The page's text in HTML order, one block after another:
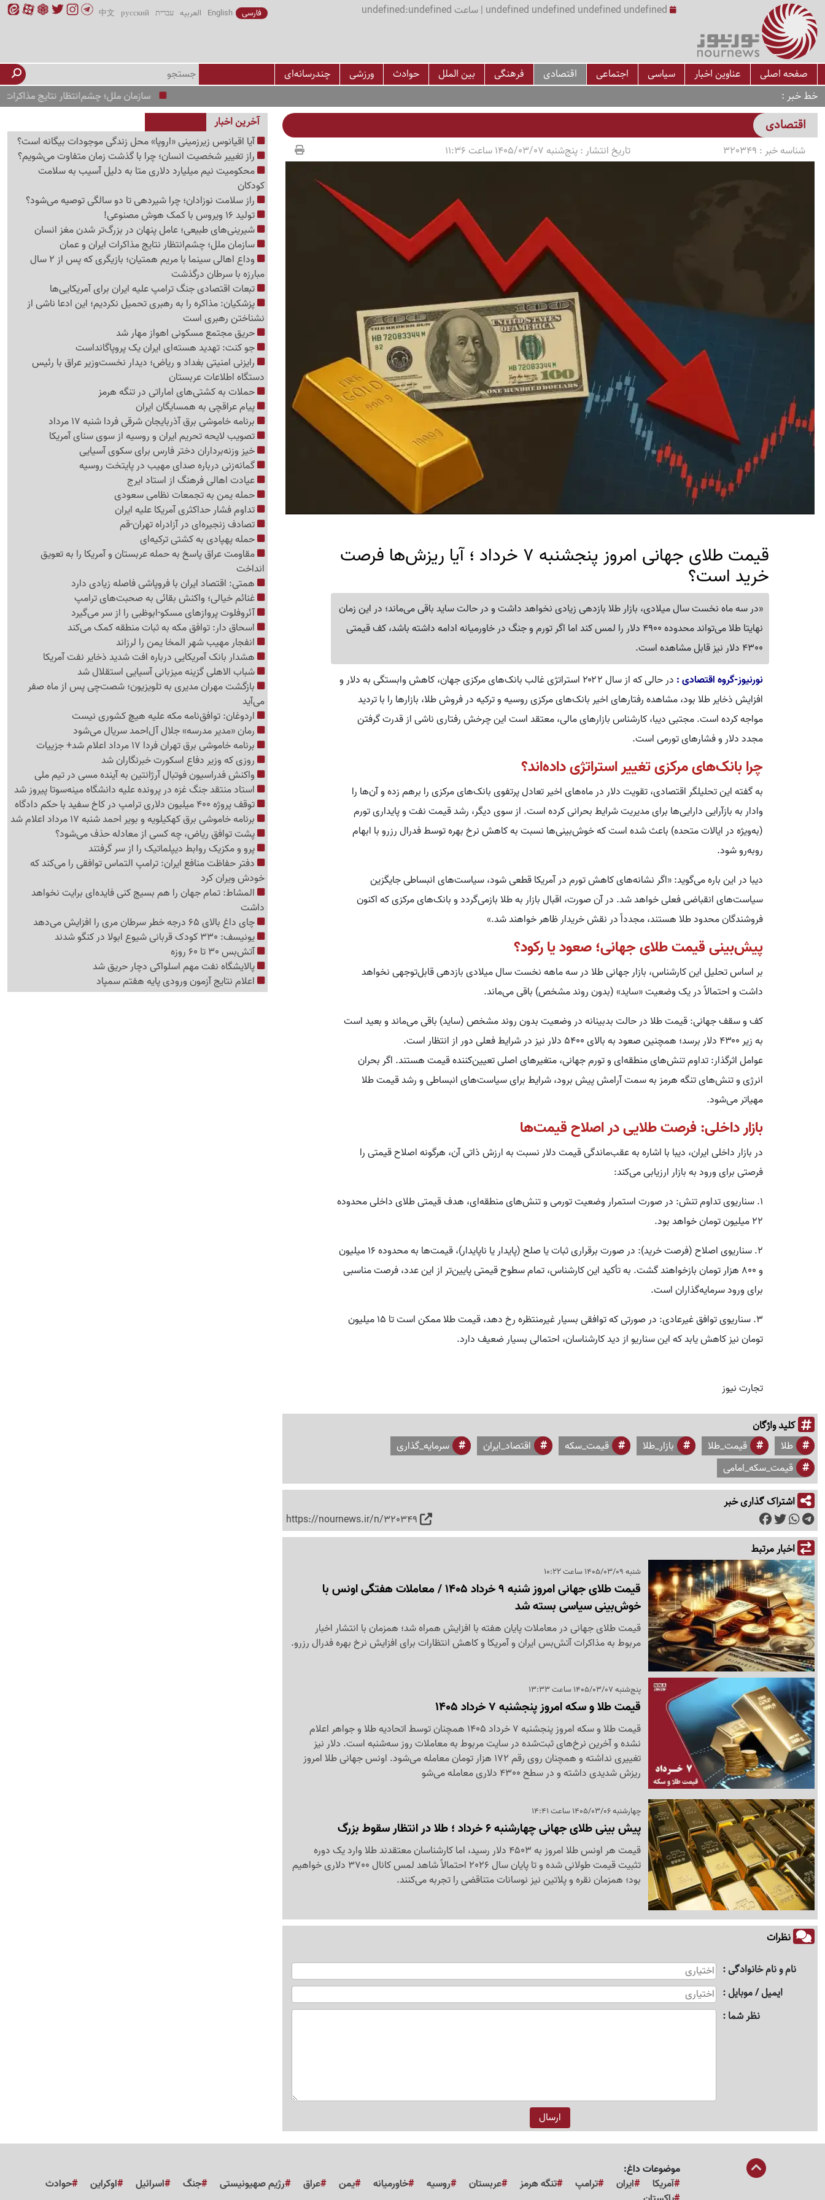
undefined undefined undefined undefined | ساعت undefined:undefined فارسی English العربیه עברית русский
中文
صفحه اصلی عناوین اخبار سیاسی اجتماعی اقتصادی فرهنگی بین الملل حوادث ورزشی
چندرسانه‌ای
خط خبر
سازمان ملل؛ چشم‌انتظار نتایج مذاکرات ایران و
اقتصادی
شناسه خبر : 320349 تاریخ انتشار :پنج‌شنبه 1405/03/07 ساعت 11:36
قیمت طلای جهانی امروز پنجشنبه 7 خرداد ؛ آیا ریزش‌ها فرصت
خرید است؟
«در سه ماه نخست سال میلادی، بازار طلا بازدهی زیادی نخواهد داشت و در حالت ساید باقی می‌ماند؛ در این زمان
نهایتا طلا می‌تواند محدوده 4900 دلار را لمس کند اما اگر تورم و جنگ در خاورمیانه ادامه داشته باشد، کف قیمتی
4300 دلار نیز قابل مشاهده است.
نورنیوز-گروه اقتصادی :
در حالی که از سال ۲۰۲۲ استراتژی غالب بانک‌های مرکزی جهان، کاهش وابستگی به دلار و
افزایش ذخایر طلا بود، مشاهده رفتارهای اخیر بانک‌های مرکزی روسیه و ترکیه در فروش طلا، بازارها را با تردید
مواجه کرده است. مجتبی دیبا، کارشناس بازارهای مالی، معتقد است این چرخش رفتاری ناشی از قدرت گرفتن
مجدد دلار و فشارهای تورمی است.
چرا بانک‌های مرکزی تغییر استراتژی داده‌اند؟
به گفته این تحلیلگر اقتصادی، تقویت دلار در ماه‌های اخیر تعادل پرتفوی بانک‌های مرکزی را برهم زده و آن‌ها را
وادار به بازآرایی دارایی‌ها برای مدیریت شرایط بحرانی کرده است. از سوی دیگر، رشد قیمت نفت و پایداری تورم
(به‌ویژه در ایالات متحده) باعث شده است که خوش‌بینی‌ها نسبت به کاهش نرخ بهره توسط فدرال رزرو با ابهام
روبه‌رو شود.
دیبا در این باره می‌گوید: «اگر نشانه‌های کاهش تورم در آمریکا قطعی شود، سیاست‌های انبساطی جایگزین
سیاست‌های انقباضی فعلی خواهد شد. در آن صورت، اقبال بازار به طلا بازمی‌گردد و بانک‌های مرکزی که اکنون
فروشندگان محدود طلا هستند، مجدداً در نقش خریدار ظاهر خواهند شد.»
پیش‌بینی قیمت طلای جهانی؛ صعود یا رکود؟
بر اساس تحلیل این کارشناس، بازار جهانی طلا در سه ماهه نخست سال میلادی بازدهی قابل‌توجهی نخواهد
داشت و احتمالاً در یک وضعیت «ساید» (بدون روند مشخص) باقی می‌ماند.
کف و سقف جهانی: قیمت طلا در حالت بدبینانه در وضعیت بدون روند مشخص (ساید) باقی می‌ماند و بعید است
به زیر ۴۳۰۰ دلار برسد؛ همچنین صعود به بالای ۵۴۰۰ دلار نیز در شرایط فعلی دور از انتظار است.
عوامل اثرگذار: تداوم تنش‌های منطقه‌ای و تورم جهانی، متغیرهای اصلی تعیین‌کننده قیمت هستند. اگر بحران
انرژی و تنش‌های تنگه هرمز به سمت آرامش پیش برود، شرایط برای سیاست‌های انبساطی و رشد قیمت طلا
مهیاتر می‌شود.
بازار داخلی: فرصت طلایی در اصلاح قیمت‌ها
در بازار داخلی ایران، دیبا با اشاره به عقب‌ماندگی قیمت دلار نسبت به ارزش ذاتی آن، هرگونه اصلاح قیمتی را
فرصتی برای ورود به بازار ارزیابی می‌کند:
۱. سناریوی تداوم تنش: در صورت استمرار وضعیت تورمی و تنش‌های منطقه‌ای، هدف قیمتی طلای داخلی محدوده
۲۲ میلیون تومان خواهد بود.
۲. سناریوی اصلاح (فرصت خرید): در صورت برقراری ثبات یا صلح (پایدار یا ناپایدار)، قیمت‌ها به محدوده ۱۶ میلیون
و ۸۰۰ هزار تومان بازخواهند گشت. به تأکید این کارشناس، تمام سطوح قیمتی پایین‌تر از این عدد، فرصت مناسبی
برای ورود سرمایه‌گذاران است.
۳. سناریوی توافق غیرعادی: در صورتی که توافقی بسیار غیرمنتظره رخ دهد، قیمت طلا ممکن است تا ۱۵ میلیون
تومان نیز کاهش یابد که این سناریو از دید کارشناسان، احتمالی بسیار ضعیف دارد.
تجارت نیوز
کلید واژگان
طلا قیمت_طلا بازار_طلا قیمت_سکه اقتصاد_ایران
سرمایه_گذاری
قیمت_سکه_امامی
اشتراک گذاری خبر
https://nournews.ir/n/320349
اخبار مرتبط
شنبه 1405/03/09 ساعت 10:22
قیمت طلای جهانی امروز شنبه 9 خرداد 1405 / معاملات هفتگی اونس با
خوش‌بینی سیاسی بسته شد
قیمت طلای جهانی در معاملات پایان هفته با افزایش همراه شد؛ همزمان با انتشار اخبار
مربوط به مذاکرات آتش‌بس ایران و آمریکا و کاهش انتظارات برای افزایش نرخ بهره فدرال رزرو.
پنج‌شنبه 1405/03/07 ساعت 13:33
قیمت طلا و سکه امروز پنجشنبه 7 خرداد 1405
قیمت طلا و سکه امروز پنجشنبه 7 خرداد 1405 همچنان توسط اتحادیه طلا و جواهر اعلام
نشده و آخرین نرخ‌های ثبت‌شده در سایت مربوط به معاملات روز سه‌شنبه است. دلار نیز
تغییری نداشته و همچنان روی رقم 172 هزار تومان معامله می‌شود. اونس جهانی طلا امروز
ریزش شدیدی داشته و در سطح 4300 دلاری معامله می‌شو
چهارشنبه 1405/03/06 ساعت 14:41
پیش بینی طلای جهانی چهارشنبه 6 خرداد ؛ طلا در انتظار سقوط بزرگ
قیمت هر اونس طلا امروز به 4503 دلار رسید، اما کارشناسان معتقدند طلا وارد یک دوره
تثبیت قیمت طولانی شده و تا پایان سال 2026 احتمالاً شاهد لمس کانال 3700 دلاری خواهیم
بود؛ همزمان نقره و پلاتین نیز نوسانات متناقضی را تجربه می‌کنند.
نظرات
نام و نام خانوادگی
ایمیل / موبایل
نظر شما
آخرین اخبار
آیا اقیانوس زیرزمینی «اروپا» محل زندگی موجودات بیگانه است؟
راز تغییر شخصیت انسان؛ چرا با گذشت زمان متفاوت می‌شویم؟
محکومیت نیم میلیارد دلاری متا به دلیل آسیب به سلامت
کودکان
راز سلامت نوزادان؛ چرا شیردهی تا دو سالگی توصیه می‌شود؟
تولید 16 ویروس با کمک هوش مصنوعی!
شیرینی‌های طبیعی؛ عامل پنهان در بزرگ‌تر شدن مغز انسان
سازمان ملل؛ چشم‌انتظار نتایج مذاکرات ایران و عمان
وداع اهالی سینما با مریم همتیان؛ بازیگری که پس از 2 سال
مبارزه با سرطان درگذشت
تبعات اقتصادی جنگ ترامپ علیه ایران برای آمریکایی‌ها
پزشکیان: مذاکره را به رهبری تحمیل نکردیم؛ این ادعا ناشی از
نشناختن رهبری است
حریق مجتمع مسکونی اهواز مهار شد
جو کنت: تهدید هسته‌ای ایران یک پروپاگانداست
رایزنی امنیتی بغداد و ریاض؛ دیدار نخست‌وزیر عراق با رئیس
دستگاه اطلاعات عربستان
حملات به کشتی‌های اماراتی در تنگه هرمز
پیام عراقچی به همسایگان ایران
برنامه خاموشی برق آذربایجان شرقی فردا شنبه 17 مرداد
تصویب لایحه تحریم ایران و روسیه از سوی سنای آمریکا
خیز وزنه‌برداران دختر فارس برای سکوی آسیایی
گمانه‌زنی درباره صدای مهیب در پایتخت روسیه
عیادت اهالی فرهنگ از استاد ایرج
حمله یمن به تجمعات نظامی سعودی
تداوم فشار حداکثری آمریکا علیه ایران
تصادف زنجیره‌ای در آزادراه تهران-قم
حمله پهپادی به کشتی ترکیه‌ای
مقاومت عراق پاسخ به حمله عربستان و آمریکا را به تعویق
انداخت
همتی: اقتصاد ایران با فروپاشی فاصله زیادی دارد
غنائم خیالی؛ واکنش بقائی به صحبت‌های ترامپ
آئروفلوت پروازهای مسکو-ابوظبی را از سر می‌گیرد
اسحاق دار: توافق مکه به ثبات منطقه کمک می‌کند
انفجار مهیب شهر المخا یمن را لرزاند
هشدار بانک آمریکایی درباره افت شدید ذخایر نفت آمریکا
شباب الاهلی گزینه میزبانی آسیایی استقلال شد
بازگشت مهران مدیری به تلویزیون؛ شصت‌چی پس از ماه صفر
می‌آید
اردوغان: توافق‌نامه مکه علیه هیچ کشوری نیست
رمان «مدیر مدرسه» جلال آل‌احمد سریال می‌شود
برنامه خاموشی برق تهران فردا 17 مرداد اعلام شد+ جزییات
روزی که وزیر دفاع اسکورت خبرنگاران شد
واکنش فدراسیون فوتبال آرژانتین به آینده مسی در تیم ملی
استاد منتقد جنگ غزه در پرونده علیه دانشگاه مینه‌سوتا پیروز شد
توقف پروژه 400 میلیون دلاری ترامپ در کاخ سفید با حکم دادگاه
برنامه خاموشی برق کهکیلویه و بویر احمد شنبه 17 مرداد اعلام شد
پشت توافق ریاض، چه کسی از معادله حذف می‌شود؟
پرو و مکزیک روابط دیپلماتیک را از سر گرفتند
دفتر حفاظت منافع ایران: ترامپ التماس توافقی را می‌کند که
خودش ویران کرد
المشاط: تمام جهان را هم بسیج کنی فایده‌ای برایت نخواهد
داشت
چای داغ بالای 65 درجه خطر سرطان مری را افزایش می‌دهد
یونیسف: 330 کودک قربانی شیوع ابولا در کنگو شدند
آتش‌بس 30 تا 60 روزه
پالایشگاه نفت مهم اسلواکی دچار حریق شد
اعلام نتایج آزمون ورودی پایه هفتم سمپاد
موضوعات داغ:
آمریکا
ایران ترامپ تنگه هرمز عربستان روسیه خاورمیانه یمن عراق رژیم صهیونیستی جنگ اسرائیل اوکراین
حوادث